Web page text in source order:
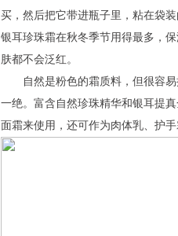
买，然后把它带进瓶子里，粘在袋
银耳珍珠霜在秋冬季节用得最多，
肤都不会泛红。
自然是粉色的霜质料，但很容
一绝。富含自然珍珠精华和银耳提
面霜来使用，还可作为肉体乳、护